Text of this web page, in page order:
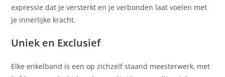
expressie dat je versterkt en je verbonden laat voelen met
je innerlijke kracht.
Uniek en Exclusief
Elke enkelband is een op zichzelf staand meesterwerk, met